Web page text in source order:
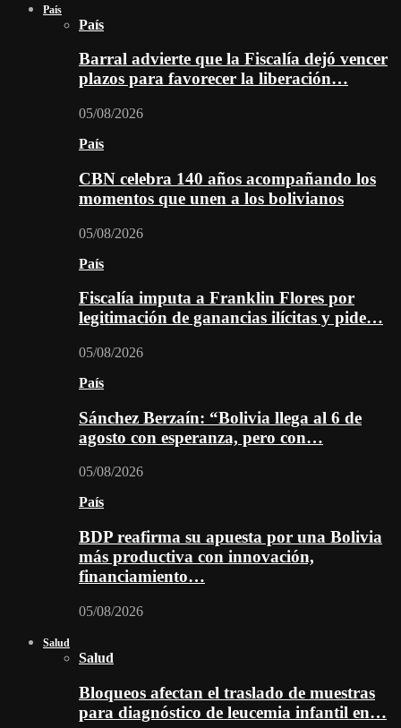
País
País
Barral advierte que la Fiscalía dejó vencer
plazos para favorecer la liberación…
05/08/2026
País
CBN celebra 140 años acompañando los
momentos que unen a los bolivianos
05/08/2026
País
Fiscalía imputa a Franklin Flores por
legitimación de ganancias ilícitas y pide…
05/08/2026
País
Sánchez Berzaín: “Bolivia llega al 6 de
agosto con esperanza, pero con…
05/08/2026
País
BDP reafirma su apuesta por una Bolivia
más productiva con innovación,
financiamiento…
05/08/2026
Salud
Salud
Bloqueos afectan el traslado de muestras
para diagnóstico de leucemia infantil en…